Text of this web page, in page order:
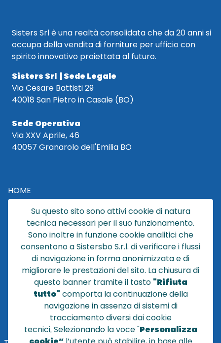
Sisters Srl è una realtà consolidata che da 20 anni si
occupa della vendita di forniture per ufficio con
spirito innovativo proiettata al futuro.
Sisters Srl | Sede Legale
Via Cesare Battisti 29
40018 San Pietro in Casale (BO)
Sede Operativa
Via XXV Aprile, 46
40057 Granarolo dell'Emilia BO
HOME
CATALOGO
CHI SIAMO
NEWS
CONTATTACI
CONDIZIONI DI VENDITA
POLICY PRIVACY
NOTE LEGALI
Su questo sito sono attivi cookie di natura
tecnica necessari per il suo funzionamento.
Sono inoltre in funzione cookie analitici che
consentono a Sistersbo S.r.l. di verificare i flussi
di navigazione in forma anonimizzata e di
migliorare le prestazioni del sito. La chiusura di
questo banner tramite il tasto "Rifiuta
tutto" comporta la continuazione della
navigazione in assenza di sistemi di
tracciamento diversi dai cookie
tecnici. Selezionando la voce "Personalizza